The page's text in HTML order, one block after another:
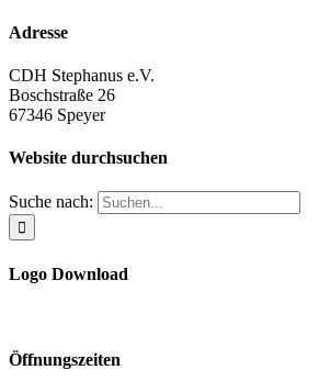
Adresse
CDH Stephanus e.V.
Boschstraße 26
67346 Speyer
Website durchsuchen
Suche nach:
Logo Download
Öffnungszeiten